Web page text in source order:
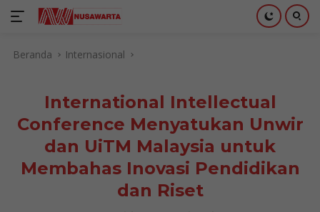
Beranda Internasional
International Intellectual
Conference Menyatukan Unwir
dan UiTM Malaysia untuk
Membahas Inovasi Pendidikan
dan Riset